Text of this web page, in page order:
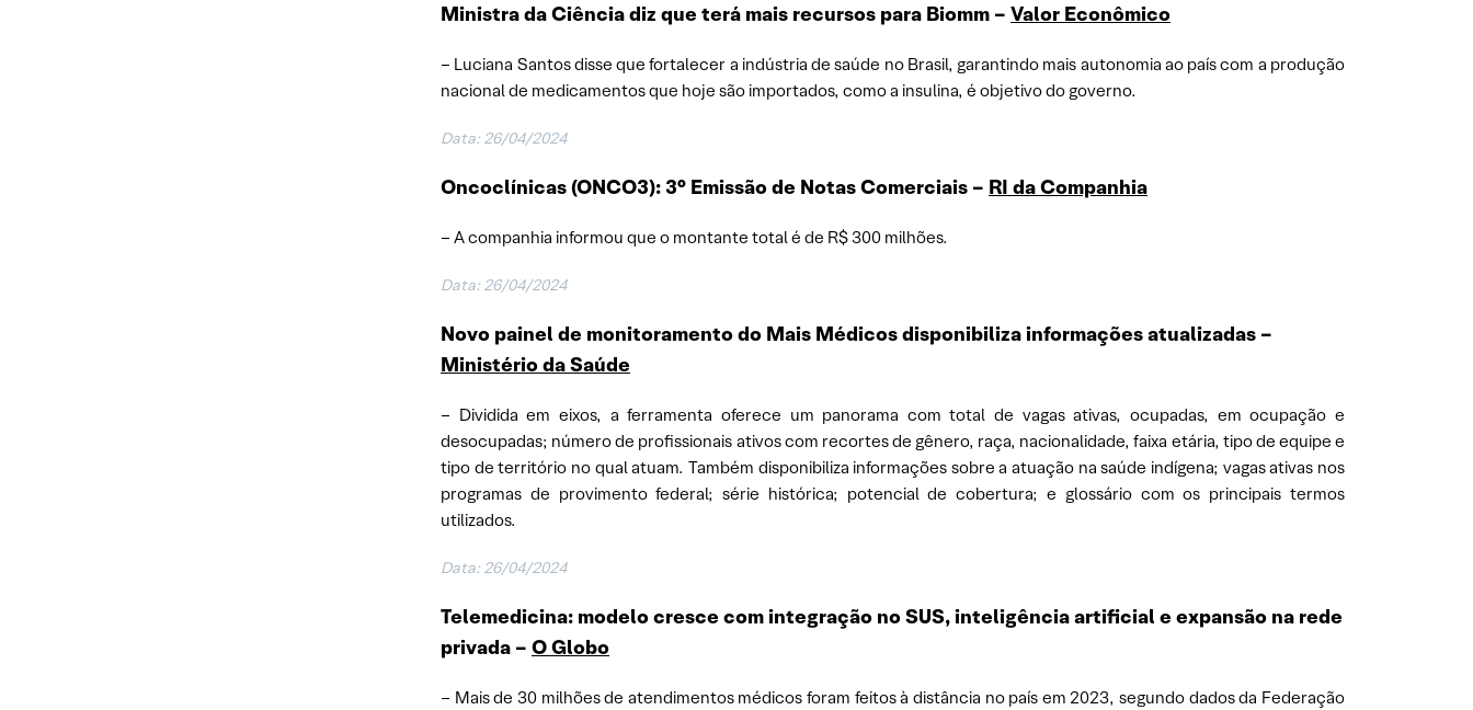
Ministra da Ciência diz que terá mais recursos para Biomm – Valor Econômico
– Luciana Santos disse que fortalecer a indústria de saúde no Brasil, garantindo mais autonomia ao país com a produção
nacional de medicamentos que hoje são importados, como a insulina, é objetivo do governo.
Data: 26/04/2024
Oncoclínicas (ONCO3): 3° Emissão de Notas Comerciais – RI da Companhia
– A companhia informou que o montante total é de R$ 300 milhões.
Data: 26/04/2024
Novo painel de monitoramento do Mais Médicos disponibiliza informações atualizadas –
Ministério da Saúde
– Dividida em eixos, a ferramenta oferece um panorama com total de vagas ativas, ocupadas, em ocupação e
desocupadas; número de profissionais ativos com recortes de gênero, raça, nacionalidade, faixa etária, tipo de equipe e
tipo de território no qual atuam. Também disponibiliza informações sobre a atuação na saúde indígena; vagas ativas nos
programas de provimento federal; série histórica; potencial de cobertura; e glossário com os principais termos
utilizados.
Data: 26/04/2024
Telemedicina: modelo cresce com integração no SUS, inteligência artificial e expansão na rede
privada – O Globo
– Mais de 30 milhões de atendimentos médicos foram feitos à distância no país em 2023, segundo dados da Federação